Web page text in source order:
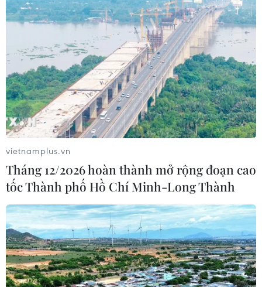
vietnamplus.vn
Tháng 12/2026 hoàn thành mở rộng đoạn cao
tốc Thành phố Hồ Chí Minh-Long Thành